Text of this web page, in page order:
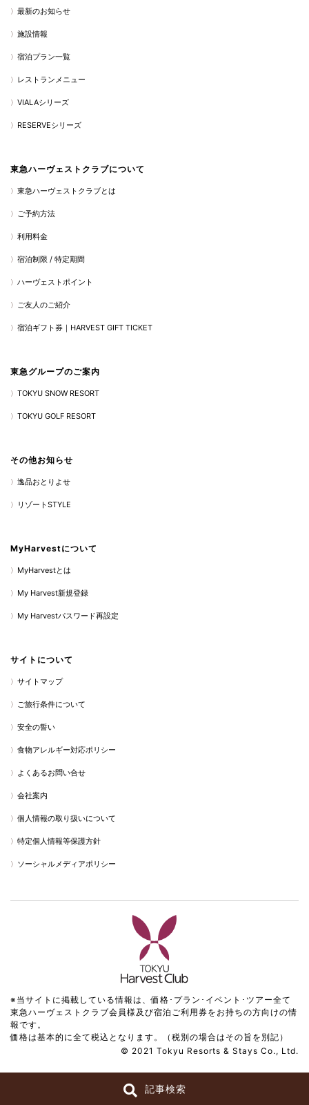
記事検索
最新のお知らせ
施設情報
宿泊プラン一覧
レストランメニュー
VIALAシリーズ
RESERVEシリーズ
東急ハーヴェストクラブについて
東急ハーヴェストクラブとは
ご予約方法
利用料金
宿泊制限 / 特定期間
ハーヴェストポイント
ご友人のご紹介
宿泊ギフト券｜HARVEST GIFT TICKET
東急グループのご案内
TOKYU SNOW RESORT
TOKYU GOLF RESORT
その他お知らせ
逸品おとりよせ
リゾートSTYLE
MyHarvestについて
MyHarvestとは
My Harvest新規登録
My Harvestパスワード再設定
サイトについて
サイトマップ
ご旅行条件について
安全の誓い
食物アレルギー対応ポリシー
よくあるお問い合せ
会社案内
個人情報の取り扱いについて
特定個人情報等保護方針
ソーシャルメディアポリシー
※当サイトに掲載している情報は、価格･プラン･イベント･ツアー全て
東急ハーヴェストクラブ会員様及び宿泊ご利用券をお持ちの方向けの情
報です。
価格は基本的に全て税込となります。（税別の場合はその旨を別記）
© 2021 Tokyu Resorts & Stays Co., Ltd.